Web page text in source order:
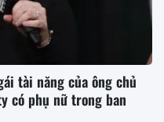
tài năng của ông chủ
có phụ nữ trong ban